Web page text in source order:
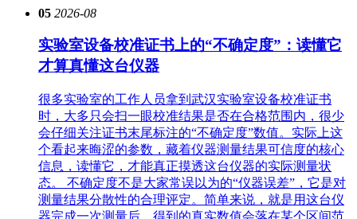
05 2026-08
实验室设备校准证书上的“不确定度”：读懂它
才算真懂这台仪器
很多实验室的工作人员拿到武汉实验室设备校准证书
时，大多只会扫一眼校准结果是否在合格范围内，很少
会仔细关注证书末尾标注的“不确定度”数值。实际上这
个看起来晦涩的参数，藏着仪器测量结果可信度的核心
信息，读懂它，才能真正摸透这台仪器的实际测量状
态。 不确定度不是大家常误以为的“仪器误差”，它是对
测量结果分散性的合理评定。简单来说，就是用这台仪